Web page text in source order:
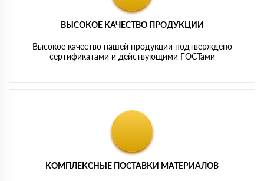
ВЫСОКОЕ КАЧЕСТВО ПРОДУКЦИИ
Высокое качество нашей продукции подтверждено
сертификатами и действующими ГОСТами
КОМПЛЕКСНЫЕ ПОСТАВКИ МАТЕРИАЛОВ